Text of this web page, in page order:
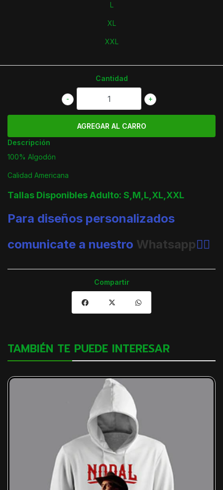
L
XL
XXL
Cantidad
+
-
Descripción
100% Algodón
Calidad Americana
Tallas Disponibles Adulto: S,M,L,XL,XXL
Para diseños personalizados
comunicate a nuestro Whatsapp👈🏼
Compartir
TAMBIÉN TE PUEDE INTERESAR